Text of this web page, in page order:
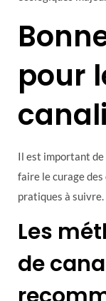
pour
Il est important de
faire le curage
pratiques à suivre.
Les
de